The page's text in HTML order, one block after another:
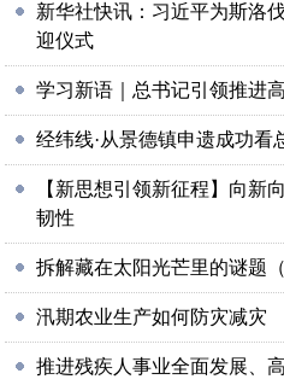
新华社快讯：习近平为斯洛
迎仪式
学习新语｜总书记引领推进
经纬线·从景德镇申遗成功看
【新思想引领新征程】向新
韧性
拆解藏在太阳光芒里的谜题
汛期农业生产如何防灾减灾
推进残疾人事业全面发展、